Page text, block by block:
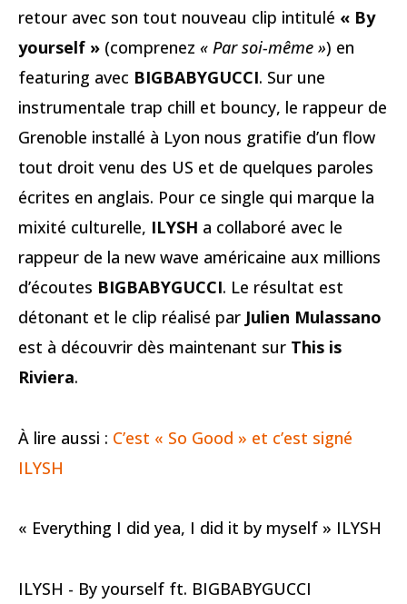
retour avec son tout nouveau clip intitulé « By
yourself » (comprenez « Par soi-même ») en
featuring avec BIGBABYGUCCI. Sur une
instrumentale trap chill et bouncy, le rappeur de
Grenoble installé à Lyon nous gratifie d’un flow
tout droit venu des US et de quelques paroles
écrites en anglais. Pour ce single qui marque la
mixité culturelle, ILYSH a collaboré avec le
rappeur de la new wave américaine aux millions
d’écoutes BIGBABYGUCCI. Le résultat est
détonant et le clip réalisé par Julien Mulassano
est à découvrir dès maintenant sur This is
Riviera.
À lire aussi : C’est « So Good » et c’est signé
ILYSH
« Everything I did yea, I did it by myself » ILYSH
ILYSH - By yourself ft. BIGBABYGUCCI